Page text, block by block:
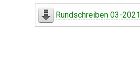
Rundschreiben 03-2021